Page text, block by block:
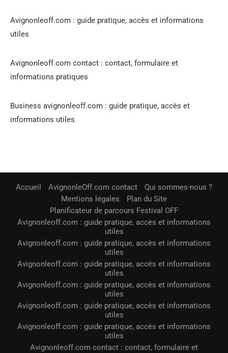
Avignonleoff.com : guide pratique, accès et informations
utiles
Avignonleoff.com contact : contact, formulaire et
informations pratiques
Business avignonleoff.com : guide pratique, accès et
informations utiles
Accueil AvignonleOff.com contact
Qui sommes-nous ?
Mentions légales
Plan du Site
Planificateur de parcours Festival OFF
Avignonleoff.com : guide pratique, accès et informations
utiles
Avignonleoff.com : guide pratique, accès et informations
utiles
Avignonleoff.com : guide pratique, accès et informations
utiles
Avignonleoff.com : guide pratique, accès et informations
utiles
Avignonleoff.com : guide pratique, accès et informations
utiles
Avignonleoff.com : guide pratique, accès et informations
utiles
Avignonleoff.com contact : contact, formulaire et